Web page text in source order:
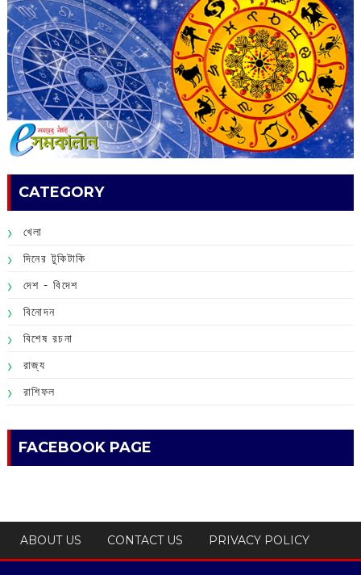
CATEGORY
খেলা
দিনের টুকিটাকি
দেশ - বিদেশ
বিনোদন
বিশেষ রচনা
রাজ্য
রাশিফল
FACEBOOK PAGE
ABOUT US CONTACT US PRIVACY POLICY